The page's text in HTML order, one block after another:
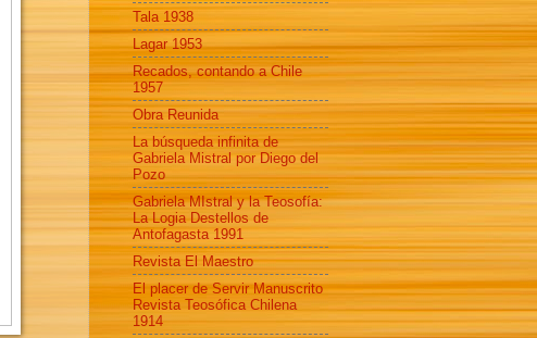
Tala 1938
Lagar 1953
Recados, contando a Chile
1957
Obra Reunida
La búsqueda infinita de
Gabriela Mistral por Diego del
Pozo
Gabriela MIstral y la Teosofía:
La Logia Destellos de
Antofagasta 1991
Revista El Maestro
El placer de Servir Manuscrito
Revista Teosófica Chilena
1914